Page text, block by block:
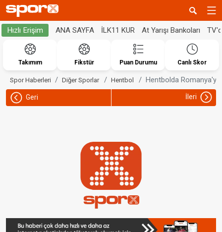
Hızlı Erişim ANA SAYFA İLK11 KUR At Yarışı Bankoları
Takımım Fikstür Puan Durumu Canlı Skor
Spor Haberleri Diğer Sporlar Hentbol Hentbolda
Geri İleri